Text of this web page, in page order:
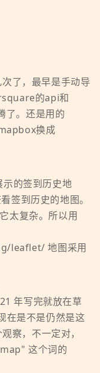
了，最早是手动导
的api和
了。还是用的
换成
的签到历史地
签到历史的地图。
太复杂。所以用
leaflet/ 地图采用
年写完就放在草
在是不是仍然是这
察，不一定对，
这个词的